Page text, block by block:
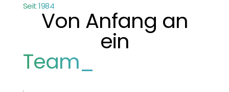
Seit 1984
Von Anfang an
ein
Team_